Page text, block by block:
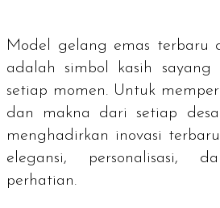
Model gelang emas terbaru
adalah simbol kasih
setiap momen. Untuk
dan makna dari setiap
menghadirkan inovasi
elegansi, personalisasi,
perhatian.